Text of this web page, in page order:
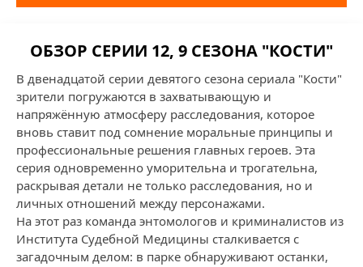
ОБЗОР СЕРИИ 12, 9 СЕЗОНА "КОСТИ"
В двенадцатой серии девятого сезона сериала "Кости"
зрители погружаются в захватывающую и
напряжённую атмосферу расследования, которое
вновь ставит под сомнение моральные принципы и
профессиональные решения главных героев. Эта
серия одновременно уморительна и трогательна,
раскрывая детали не только расследования, но и
личных отношений между персонажами.
На этот раз команда энтомологов и криминалистов из
Института Судебной Медицины сталкивается с
загадочным делом: в парке обнаруживают останки,